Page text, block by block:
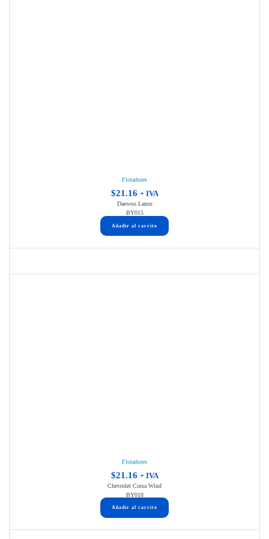
Flotadores
$21.16 + IVA
Daewoo Lanos
BY015
Añadir al carrito
Flotadores
$21.16 + IVA
Chevrolet Corsa Wind
BY018
Añadir al carrito